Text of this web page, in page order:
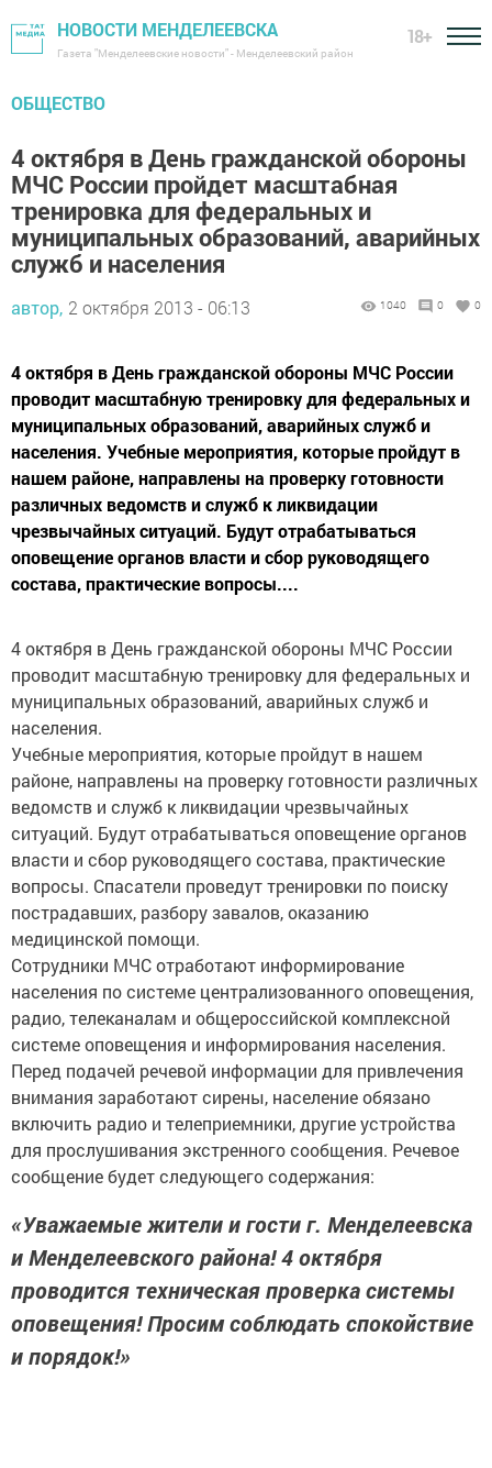
НОВОСТИ МЕНДЕЛЕЕВСКА
Газета "Менделеевские новости" - Менделеевский район
18+
ОБЩЕСТВО
4 октября в День гражданской обороны
МЧС России пройдет масштабная
тренировка для федеральных и
муниципальных образований, аварийных
служб и населения
автор, 2 октября 2013 - 06:13 1040 0 0
4 октября в День гражданской обороны МЧС России
проводит масштабную тренировку для федеральных и
муниципальных образований, аварийных служб и
населения. Учебные мероприятия, которые пройдут в
нашем районе, направлены на проверку готовности
различных ведомств и служб к ликвидации
чрезвычайных ситуаций. Будут отрабатываться
оповещение органов власти и сбор руководящего
состава, практические вопросы....
4 октября в День гражданской обороны МЧС России
проводит масштабную тренировку для федеральных и
муниципальных образований, аварийных служб и
населения.
Учебные мероприятия, которые пройдут в нашем
районе, направлены на проверку готовности различных
ведомств и служб к ликвидации чрезвычайных
ситуаций. Будут отрабатываться оповещение органов
власти и сбор руководящего состава, практические
вопросы. Спасатели проведут тренировки по поиску
пострадавших, разбору завалов, оказанию
медицинской помощи.
Сотрудники МЧС отработают информирование
населения по системе централизованного оповещения,
радио, телеканалам и общероссийской комплексной
системе оповещения и информирования населения.
Перед подачей речевой информации для привлечения
внимания заработают сирены, население обязано
включить радио и телеприемники, другие устройства
для прослушивания экстренного сообщения. Речевое
сообщение будет следующего содержания:
«Уважаемые жители и гости г. Менделеевска
и Менделеевского района! 4 октября
проводится техническая проверка системы
оповещения! Просим соблюдать спокойствие
и порядок!»